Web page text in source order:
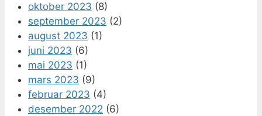
oktober 2023 (8)
september 2023 (2)
august 2023 (1)
juni 2023 (6)
mai 2023 (1)
mars 2023 (9)
februar 2023 (4)
desember 2022 (6)